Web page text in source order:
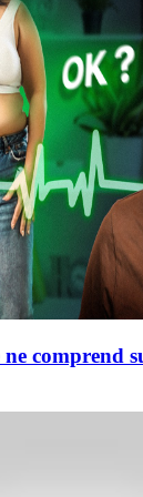
ne comprend